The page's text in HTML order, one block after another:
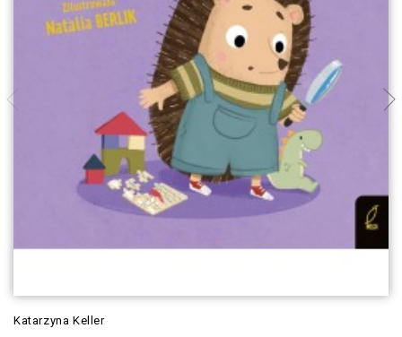
Katarzyna Keller